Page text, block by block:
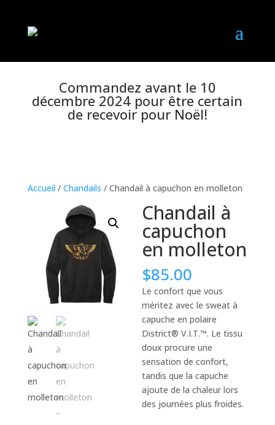
Commandez avant le 10
décembre 2024 pour être certain
de recevoir pour Noël!
Accueil / Chandails / Chandail à capuchon en molleton
Chandail à
capuchon
en molleton
$85.00
Le confort que vous
méritez avec le sweat à
capuche en polaire
District® V.I.T.™. Le tissu
doux procure une
sensation de confort,
tandis que la capuche
ajoute de la chaleur lors
des journées plus froides.